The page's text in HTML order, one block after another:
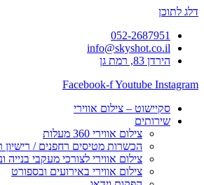
דלג לתוכן
052-2687951
info@skyshot.co.il
הירדן 83, רמת גן
Facebook-fYoutube Instagram
סקיישוט – צילום אווירי
שירותים
צילום אווירי 360 מעלות
הכשרות מטיסים רחפנים /
צילום אווירי לצורכי מעקבי בנייה
צילום אווירי באירועים ובספורט